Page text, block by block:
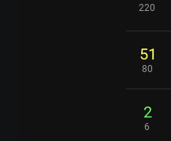
220
51
80
2
6